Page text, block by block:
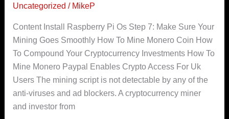
Uncategorized / MikeP
Content Install Raspberry Pi Os Step 7: Make Sure Your
Mining Goes Smoothly How To Mine Monero Coin How
To Compound Your Cryptocurrency Investments How To
Mine Monero Paypal Enables Crypto Access For Uk
Users The mining script is not detectable by any of the
anti-viruses and ad blockers. A cryptocurrency miner
and investor from